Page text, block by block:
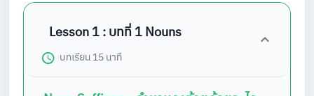
Lesson 1 : บทที่ 1 Nouns
บทเรียน15 นาที